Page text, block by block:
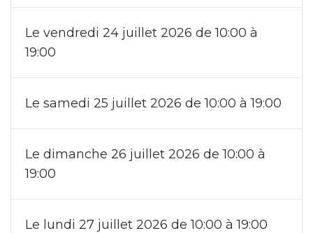
Le vendredi 24 juillet 2026 de 10:00 à
19:00
Le samedi 25 juillet 2026 de 10:00 à 19:00
Le dimanche 26 juillet 2026 de 10:00 à
19:00
Le lundi 27 juillet 2026 de 10:00 à 19:00